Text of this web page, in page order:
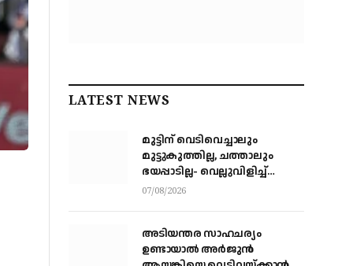
LATEST NEWS
മുട്ടിന് വെടിവെച്ചാലും
മുട്ടുകുത്തില്ല, ചത്താലും
ഭയപ്പാടില്ല- വെല്ലുവിളിച്ച്
വീണ്ടും അർജ്ജുൻ ആയങ്കി
07/08/2026
അടിയന്തര സാഹചര്യം
ഉണ്ടായാല്‍ അര്‍ജുന്‍